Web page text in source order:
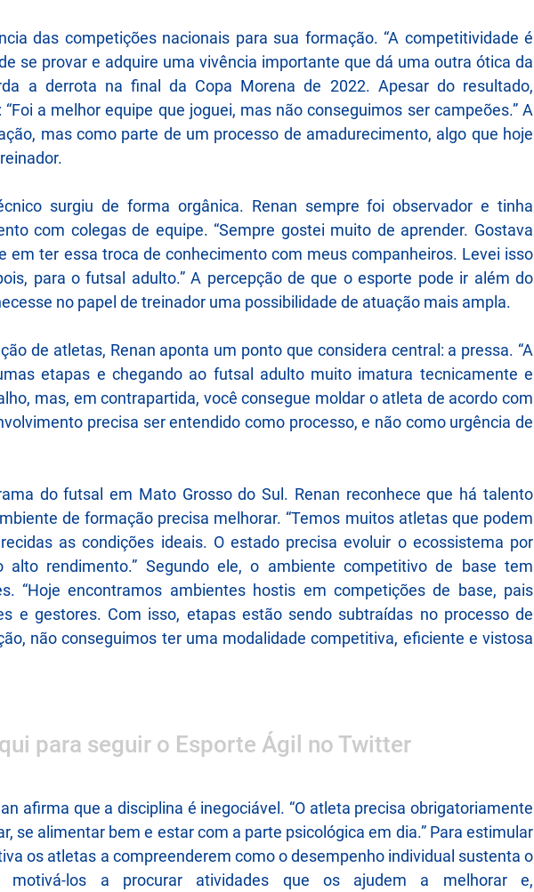
das competições nacionais para sua formação. “A competitividade é
se provar e adquire uma vivência importante que dá uma outra ótica da
a derrota na final da Copa Morena de 2022. Apesar do resultado,
a melhor equipe que joguei, mas não conseguimos ser campeões.” A
mas como parte de um processo de amadurecimento, algo que hoje
surgiu de forma orgânica. Renan sempre foi observador e tinha
com colegas de equipe. “Sempre gostei muito de aprender. Gostava
em ter essa troca de conhecimento com meus companheiros. Levei isso
para o futsal adulto.” A percepção de que o esporte pode ir além do
no papel de treinador uma possibilidade de atuação mais ampla.
de atletas, Renan aponta um ponto que considera central: a pressa. “A
etapas e chegando ao futsal adulto muito imatura tecnicamente e
mas, em contrapartida, você consegue moldar o atleta de acordo com
precisa ser entendido como processo, e não como urgência de
do futsal em Mato Grosso do Sul. Renan reconhece que há talento
de formação precisa melhorar. “Temos muitos atletas que podem
as condições ideais. O estado precisa evoluir o ecossistema por
rendimento.” Segundo ele, o ambiente competitivo de base tem
“Hoje encontramos ambientes hostis em competições de base, pais
e gestores. Com isso, etapas estão sendo subtraídas no processo de
não conseguimos ter uma modalidade competitiva, eficiente e vistosa
para seguir o Esporte Ágil no Twitter
afirma que a disciplina é inegociável. “O atleta precisa obrigatoriamente
se alimentar bem e estar com a parte psicológica em dia.” Para estimular
os atletas a compreenderem como o desempenho individual sustenta o
motivá-los a procurar atividades que os ajudem a melhorar e,